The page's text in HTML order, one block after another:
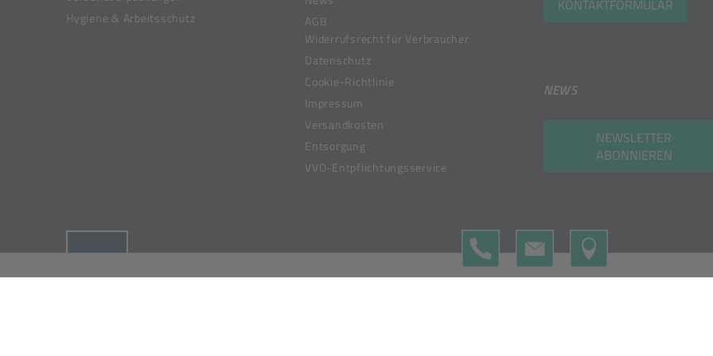
Hygiene & Arbeitsschutz
AGB
Widerrufsrecht für Verbraucher
Datenschutz
Cookie-Richtlinie
Impressum
Versandkosten
Entsorgung
VVO-Entpflichtungsservice
KONTAKTFORMULAR
NEWS
NEWSLETTER
ABONNIEREN
© 2019-2026 Meier Verpackungen GmbH, Member of the Bunzl Group
TELEFON KONTAKTFORMULAR
MAP